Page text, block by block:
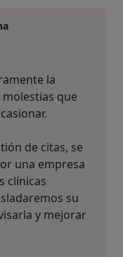
la
que
de citas, se
una empresa
clínicas
su
y mejorar